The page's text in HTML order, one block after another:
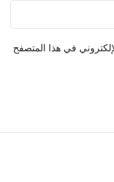
في هذا المتصفح